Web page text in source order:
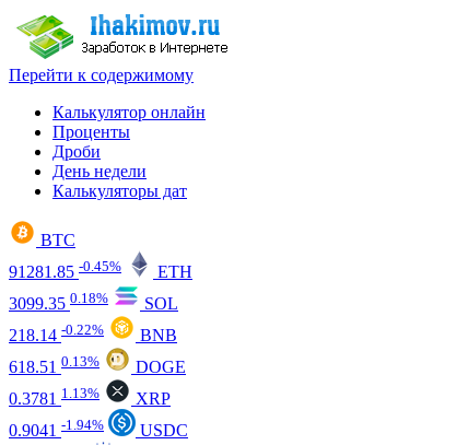
Перейти к содержимому
Калькулятор онлайн
Проценты
Дроби
День недели
Калькуляторы дат
BTC
91281.85 -0.45%
ETH
3099.35 0.18%
SOL
218.14 -0.22%
BNB
618.51 0.13%
DOGE
0.3781 1.13%
XRP
0.9041 -1.94%
USDC